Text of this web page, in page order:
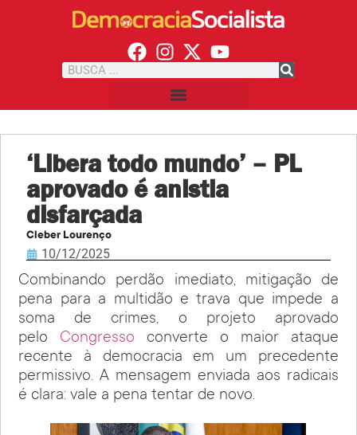
‘Libera todo mundo’ – PL
aprovado é anistia
disfarçada
Cleber Lourenço
10/12/2025
Combinando perdão imediato, mitigação de
pena para a multidão e trava que impede a
soma de crimes, o projeto aprovado
pelo Congresso converte o maior ataque
recente à democracia em um precedente
permissivo. A mensagem enviada aos radicais
é clara: vale a pena tentar de novo.